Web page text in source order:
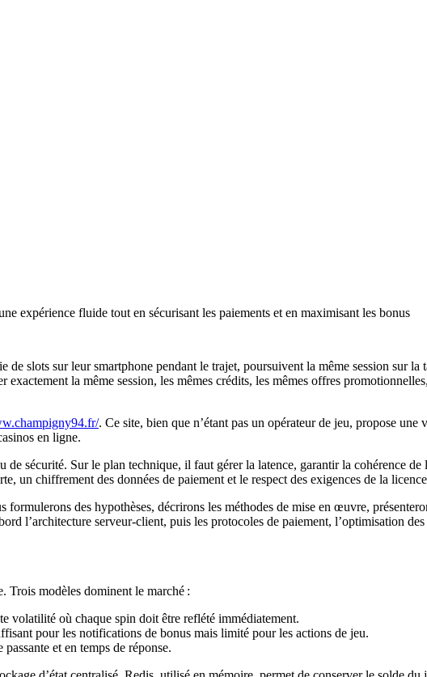
expérience fluide tout en sécurisant les paiements et en maximisant les bonus
slots sur leur smartphone pendant le trajet, poursuivent la même session sur
la même session, les mêmes crédits, les mêmes offres
. Ce site, bien que n’étant pas un opérateur de jeu, propose une
en ligne.
sécurité. Sur le plan technique, il faut gérer la latence, garantir la cohérence de
un chiffrement des données de paiement et le respect des exigences de la
des hypothèses, décrirons les méthodes de mise en œuvre,
l’architecture serveur‑client, puis les protocoles de paiement, l’optimisation
Trois modèles dominent le marché :
volatilité où chaque spin doit être reflété immédiatement.
pour les notifications de bonus mais limité pour les actions de jeu.
et en temps de réponse.